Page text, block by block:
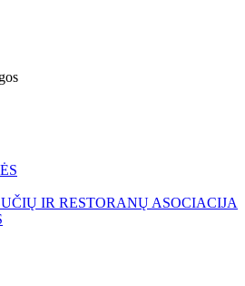
IR RESTORANŲ ASOCIACIJA